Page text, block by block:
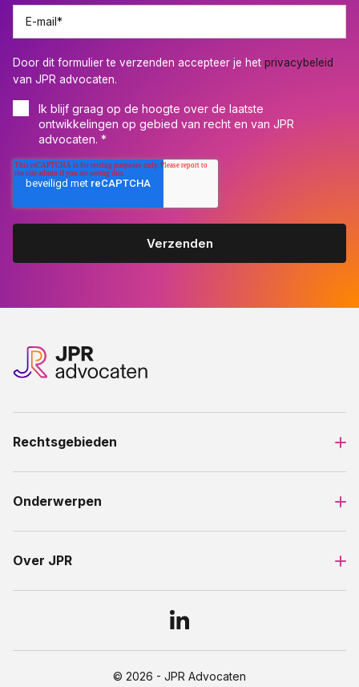
E-mail*
Door dit formulier te verzenden accepteer je het privacybeleid
van JPR advocaten.
Ik blijf graag op de hoogte over de laatste
ontwikkelingen op gebied van recht en van JPR
advocaten. *
Rechtsgebieden
Onderwerpen
Over JPR
© 2026 - JPR Advocaten